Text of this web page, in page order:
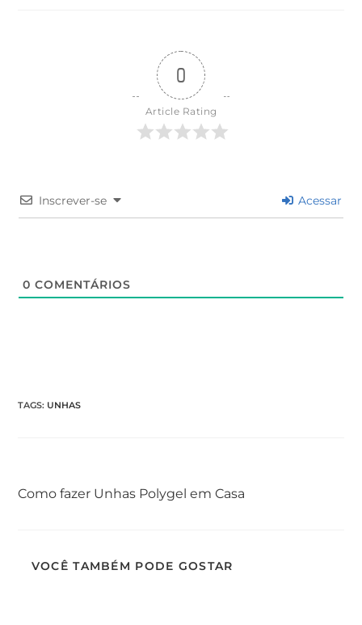
0
Article Rating
Inscrever-se Acessar
0 COMENTÁRIOS
TAGS: UNHAS
Como fazer Unhas Polygel em Casa
VOCÊ TAMBÉM PODE GOSTAR